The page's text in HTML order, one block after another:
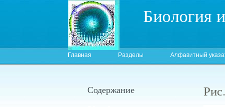
Биология
Главная Разделы Алфавитный
Содержание